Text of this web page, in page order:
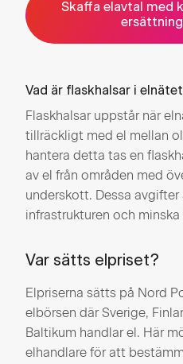
Skaffa elavtal med
Vad är flaskhalsar i
Flaskhalsar uppstår när
tillräckligt med el mellan
hantera detta tas en
av el från områden med
underskott. Dessa
infrastrukturen och
Var sätts elpriset?
Elpriserna sätts på Nord
elbörsen där Sverige,
Baltikum handlar el. Här
elhandlare för att